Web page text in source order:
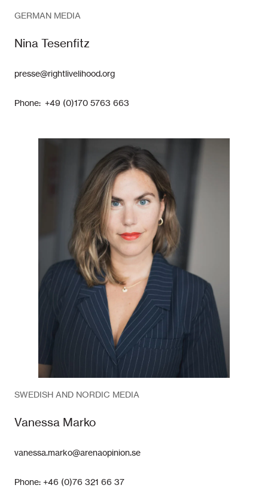
GERMAN MEDIA
Nina Tesenfitz
presse@rightlivelihood.org
Phone: +49 (0)170 5763 663
SWEDISH AND NORDIC MEDIA
Vanessa Marko
vanessa.marko@arenaopinion.se
Phone: +46 (0)76 321 66 37